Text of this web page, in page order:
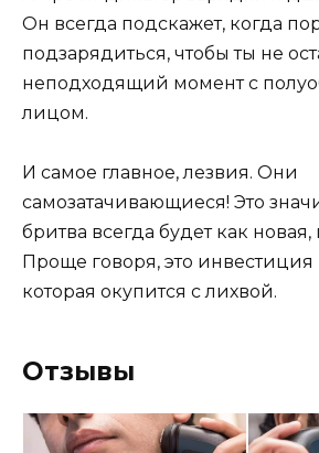
Он всегда подскажет, когда
подзарядиться, чтобы ты не
неподходящий момент с
лицом.
И самое главное, лезвия. Они
самозатачивающиеся! Это
бритва всегда будет как новая,
Проще говоря, это инвестиция
которая окупится с лихвой.
Отзывы